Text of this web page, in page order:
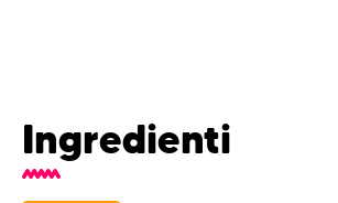
Ingredienti